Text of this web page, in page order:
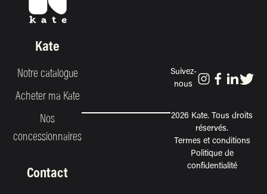
Kate
Notre catalogue
Acheter ma Kate
Nos
concessionnaires
Contact
2026 Kate. Tous droits
réservés.
Termes et conditions
Politique de
confidentialité
Suivez-
nous